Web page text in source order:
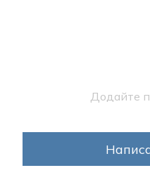
Додайте